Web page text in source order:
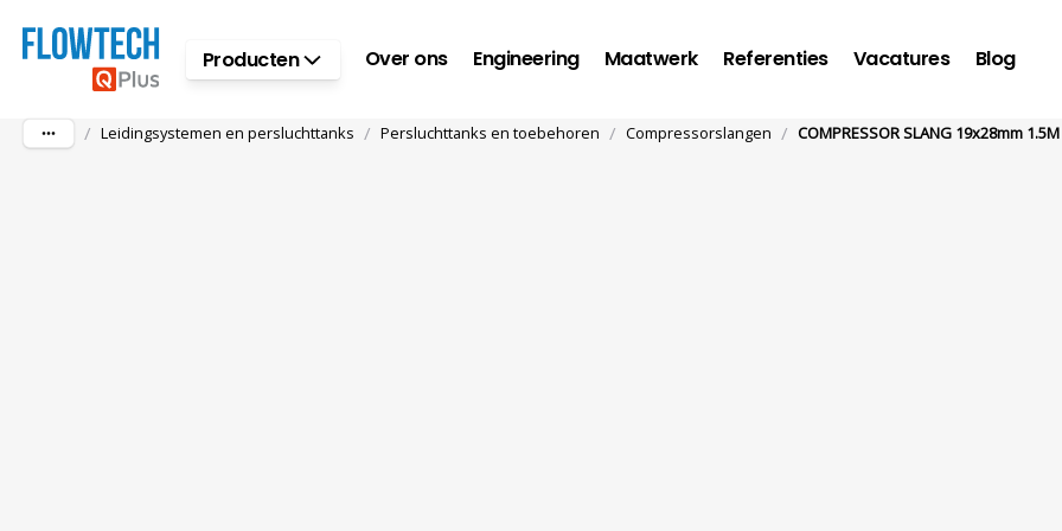
Ga naar hoofdinhoudProducten Over ons Engineering Maatwerk Referenties Vacatures Blog
/ Leidingsystemen en persluchttanks / Persluchttanks en toebehoren / Compressorslangen / COMPRESSOR SLANG 19x28mm 1.5M